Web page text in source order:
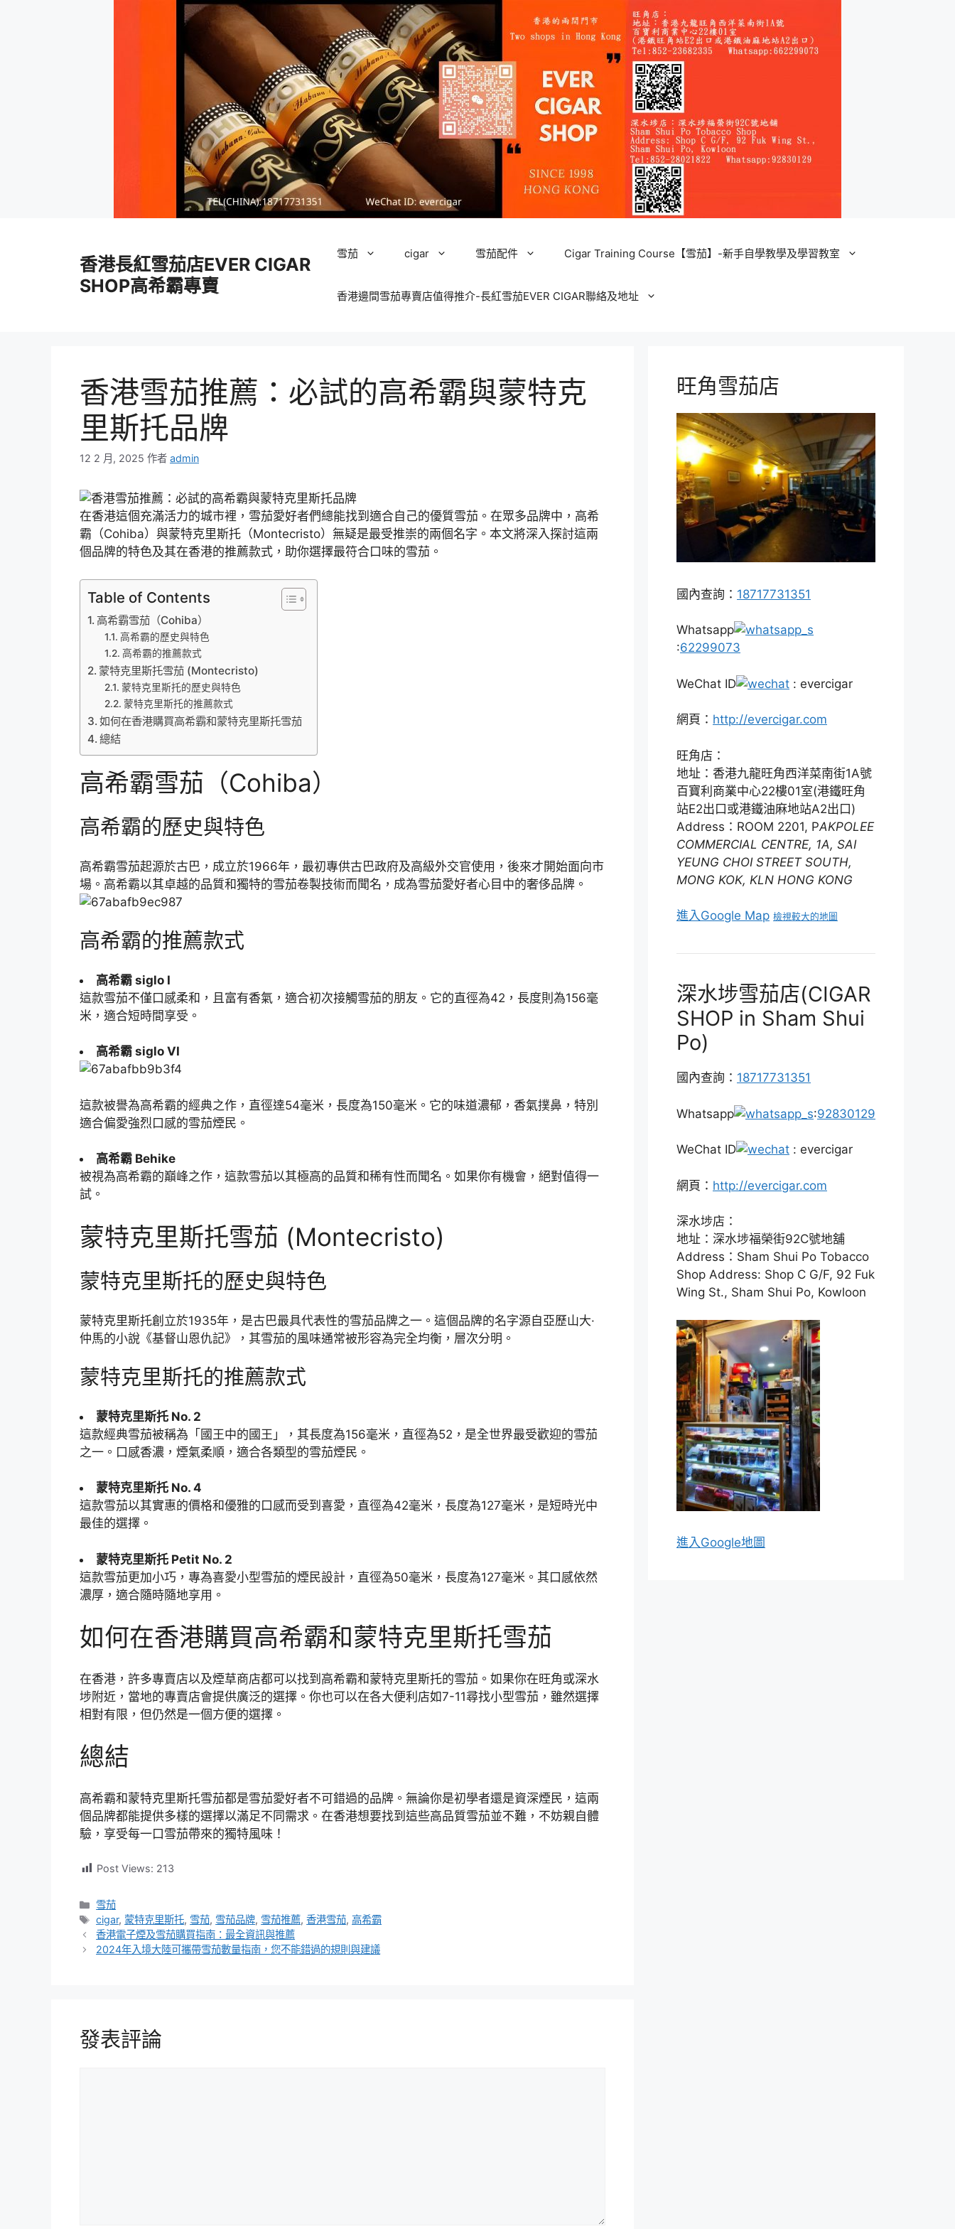
香港長紅雪茄店EVER CIGAR
SHOP高希霸專賣
雪茄 cigar 雪茄配件 Cigar Training Course【雪茄】-新手自學教學及學習教室
香港邊間雪茄專賣店值得推介-長紅雪茄EVER CIGAR聯絡及地址
香港雪茄推薦：必試的高希霸與蒙特克
里斯托品牌
12 2 月, 2025 作者 admin
在香港這個充滿活力的城市裡，雪茄愛好者們總能找到適合自己的優質雪茄。在眾多品牌中，高希
霸（Cohiba）與蒙特克里斯托（Montecristo）無疑是最受推崇的兩個名字。本文將深入探討這兩
個品牌的特色及其在香港的推薦款式，助你選擇最符合口味的雪茄。
Table of Contents
高希霸雪茄（Cohiba）
高希霸的歷史與特色
高希霸的推薦款式
蒙特克里斯托雪茄 (Montecristo)
蒙特克里斯托的歷史與特色
蒙特克里斯托的推薦款式
如何在香港購買高希霸和蒙特克里斯托雪茄
總結
高希霸雪茄（Cohiba）
高希霸的歷史與特色
高希霸雪茄起源於古巴，成立於1966年，最初專供古巴政府及高級外交官使用，後來才開始面向市
場。高希霸以其卓越的品質和獨特的雪茄卷製技術而聞名，成為雪茄愛好者心目中的奢侈品牌。
高希霸的推薦款式
高希霸 siglo I
這款雪茄不僅口感柔和，且富有香氣，適合初次接觸雪茄的朋友。它的直徑為42，長度則為156毫
米，適合短時間享受。
高希霸 siglo VI
這款被譽為高希霸的經典之作，直徑達54毫米，長度為150毫米。它的味道濃郁，香氣撲鼻，特別
適合偏愛強烈口感的雪茄煙民。
高希霸 Behike
被視為高希霸的巔峰之作，這款雪茄以其極高的品質和稀有性而聞名。如果你有機會，絕對值得一
試。
蒙特克里斯托雪茄 (Montecristo)
蒙特克里斯托的歷史與特色
蒙特克里斯托創立於1935年，是古巴最具代表性的雪茄品牌之一。這個品牌的名字源自亞歷山大·
仲馬的小說《基督山恩仇記》，其雪茄的風味通常被形容為完全均衡，層次分明。
蒙特克里斯托的推薦款式
蒙特克里斯托 No. 2
這款經典雪茄被稱為「國王中的國王」，其長度為156毫米，直徑為52，是全世界最受歡迎的雪茄
之一。口感香濃，煙氣柔順，適合各類型的雪茄煙民。
蒙特克里斯托 No. 4
這款雪茄以其實惠的價格和優雅的口感而受到喜愛，直徑為42毫米，長度為127毫米，是短時光中
最佳的選擇。
蒙特克里斯托 Petit No. 2
這款雪茄更加小巧，專為喜愛小型雪茄的煙民設計，直徑為50毫米，長度為127毫米。其口感依然
濃厚，適合隨時隨地享用。
如何在香港購買高希霸和蒙特克里斯托雪茄
在香港，許多專賣店以及煙草商店都可以找到高希霸和蒙特克里斯托的雪茄。如果你在旺角或深水
埗附近，當地的專賣店會提供廣泛的選擇。你也可以在各大便利店如7-11尋找小型雪茄，雖然選擇
相對有限，但仍然是一個方便的選擇。
總結
高希霸和蒙特克里斯托雪茄都是雪茄愛好者不可錯過的品牌。無論你是初學者還是資深煙民，這兩
個品牌都能提供多樣的選擇以滿足不同需求。在香港想要找到這些高品質雪茄並不難，不妨親自體
驗，享受每一口雪茄帶來的獨特風味！
Post Views: 213
分
類
雪茄
標
籤
cigar, 蒙特克里斯托, 雪茄, 雪茄品牌, 雪茄推薦,香港雪茄,高希霸
香港電子煙及雪茄購買指南：最全資訊與推薦
2024年入境大陸可攜帶雪茄數量指南，您不能錯過的規則與建議
發表評論
旺角雪茄店
國內查詢： 18717731351
Whatsapp
:62299073
WeChat ID : evercigar
網頁： http://evercigar.com
旺角店：
地址：香港九龍旺角西洋菜南街1A號
百寶利商業中心22樓01室(港鐵旺角
站E2出口或港鐵油麻地站A2出口)
Address：ROOM 2201, PAKPOLEE
COMMERCIAL CENTRE, 1A, SAI
YEUNG CHOI STREET SOUTH,
MONG KOK, KLN HONG KONG
進入Google Map 檢視較大的地圖
深水埗雪茄店(CIGAR
SHOP in Sham Shui
Po)
國內查詢： 18717731351
Whatsapp :92830129
WeChat ID : evercigar
網頁： http://evercigar.com
深水埗店：
地址：深水埗福榮街92C號地舖
Address：Sham Shui Po Tobacco
Shop Address: Shop C G/F, 92 Fuk
Wing St., Sham Shui Po, Kowloon
進入Google地圖